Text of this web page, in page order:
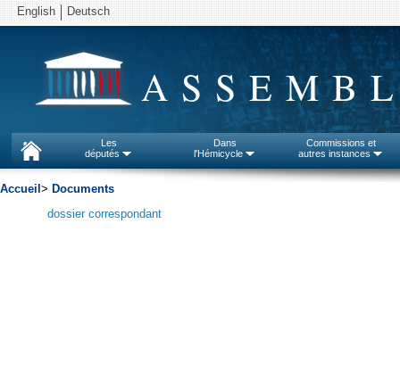
English Deutsch
Les
députés
Dans
l'Hémicycle
Commissions et
autres instances
Accueil > Documents
dossier correspondant